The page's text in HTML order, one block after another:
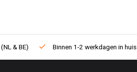
& BE) Binnen 1-2 werkdagen in huis